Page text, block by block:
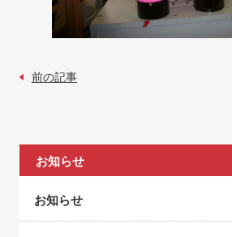
前の記事
お知らせ
お知らせ